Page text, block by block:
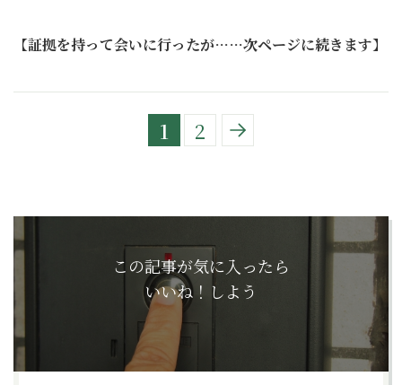
【証拠を持って会いに行ったが……次ページに続きます】
1 2
この記事が気に入ったら
いいね！しよう